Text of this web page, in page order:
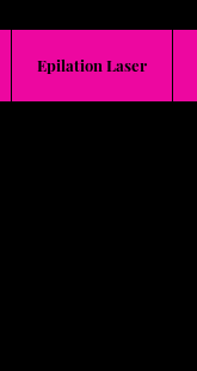
Epilation Laser